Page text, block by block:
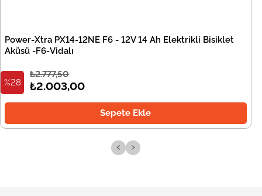
Power-Xtra PX14-12NE F6 - 12V 14 Ah Elektrikli Bisiklet
Aküsü -F6-Vidalı
%28 ₺2.003,00
₺2.777,50
Sepete Ekle
‹ ›